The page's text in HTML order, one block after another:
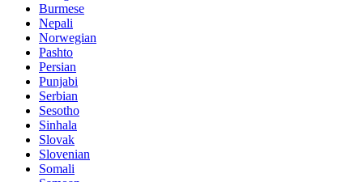
Burmese
Nepali
Norwegian
Pashto
Persian
Punjabi
Serbian
Sesotho
Sinhala
Slovak
Slovenian
Somali